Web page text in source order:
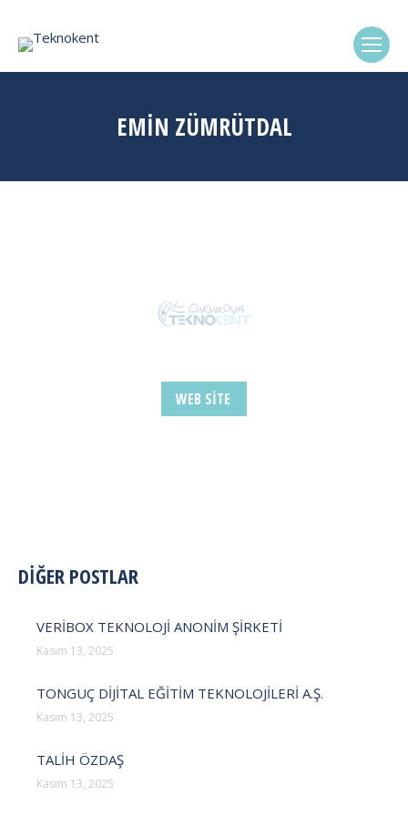
EMİN ZÜMRÜTDAL
WEB SITE
POST
DİĞER POSTLAR
VERİBOX TEKNOLOJİ ANONİM ŞİRKETİ
Kasım 13, 2025
TONGUÇ DİJİTAL EĞİTİM TEKNOLOJİLERİ A.Ş.
Kasım 13, 2025
TALİH ÖZDAŞ
Kasım 13, 2025